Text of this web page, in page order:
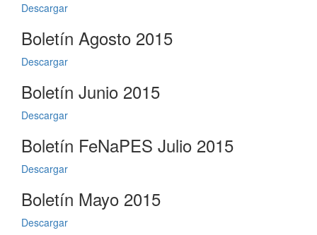
Descargar
Boletín Agosto 2015
Descargar
Boletín Junio 2015
Descargar
Boletín FeNaPES Julio 2015
Descargar
Boletín Mayo 2015
Descargar